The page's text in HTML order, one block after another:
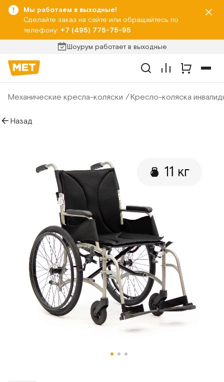
Мы работаем в выходные!
Сделайте заказ на сайте или обращайтесь по
телефону: +7 (495) 775-75-95
Шоурум работает в выходные
Механические кресла-коляски Кресло-коляска
Назад